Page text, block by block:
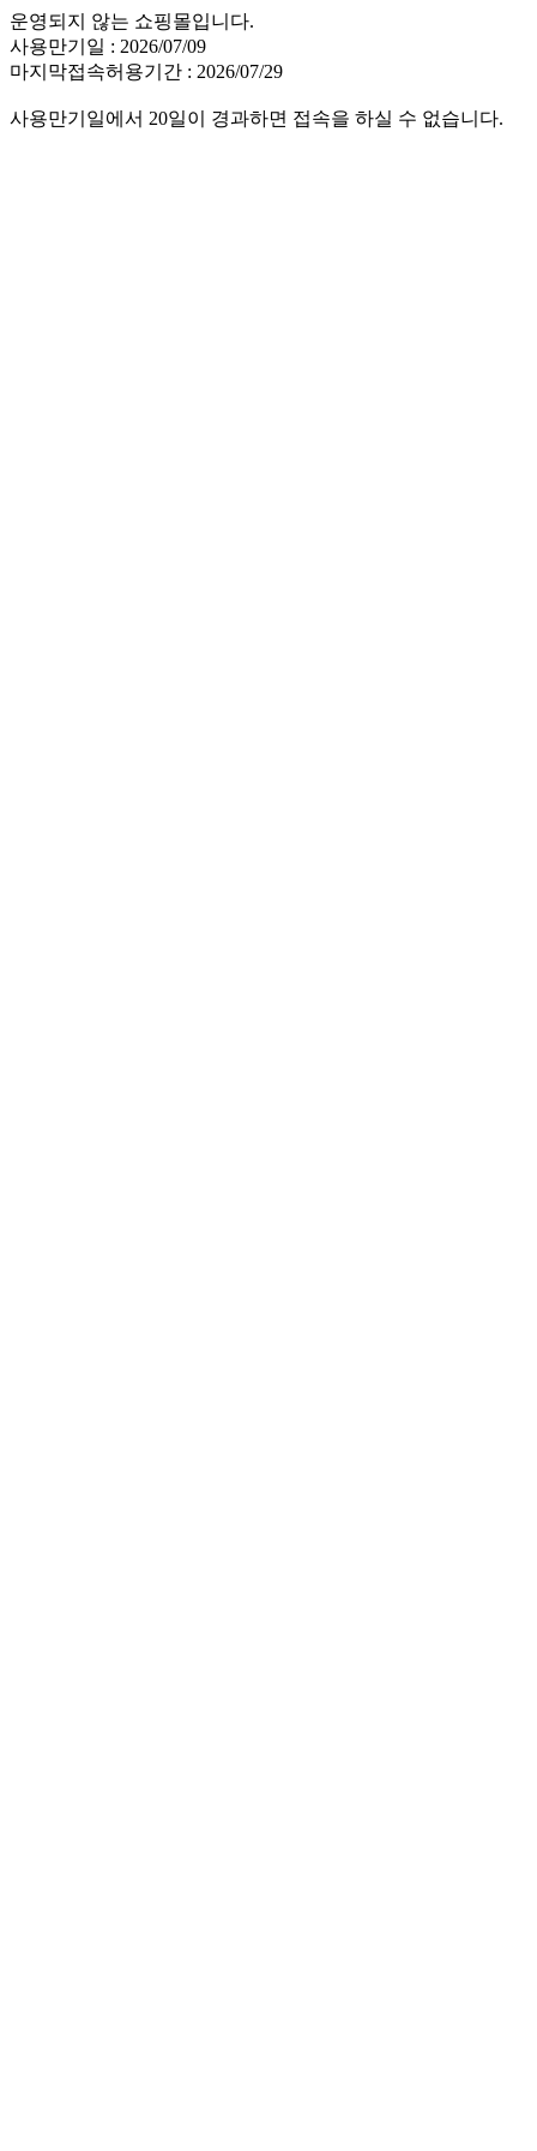
운영되지 않는 쇼핑몰입니다.
사용만기일 : 2026/07/09
마지막접속허용기간 : 2026/07/29
사용만기일에서 20일이 경과하면 접속을 하실 수 없습니다.